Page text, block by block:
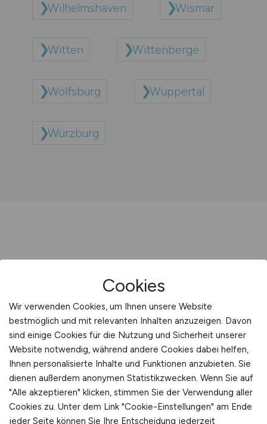
Wilhelmshaven Wismar
Witten Wittenberge
Wolfsburg Wuppertal
Würzburg
Sitemap
Arbeitsorte mit W
Cookies
Wir verwenden Cookies, um Ihnen unsere Website
bestmöglich und mit relevanten Inhalten anzuzeigen. Davon
sind einige Cookies für die Nutzung und Sicherheit unserer
Website notwendig, während andere Cookies dabei helfen,
Ihnen personalisierte Inhalte und Funktionen anzubieten. Sie
dienen außerdem anonymen Statistikzwecken. Wenn Sie auf
"Alle akzeptieren" klicken, stimmen Sie der Verwendung aller
Cookies zu. Unter dem Link "Cookie-Einstellungen" am Ende
jeder Seite können Sie Ihre Entscheidung jederzeit